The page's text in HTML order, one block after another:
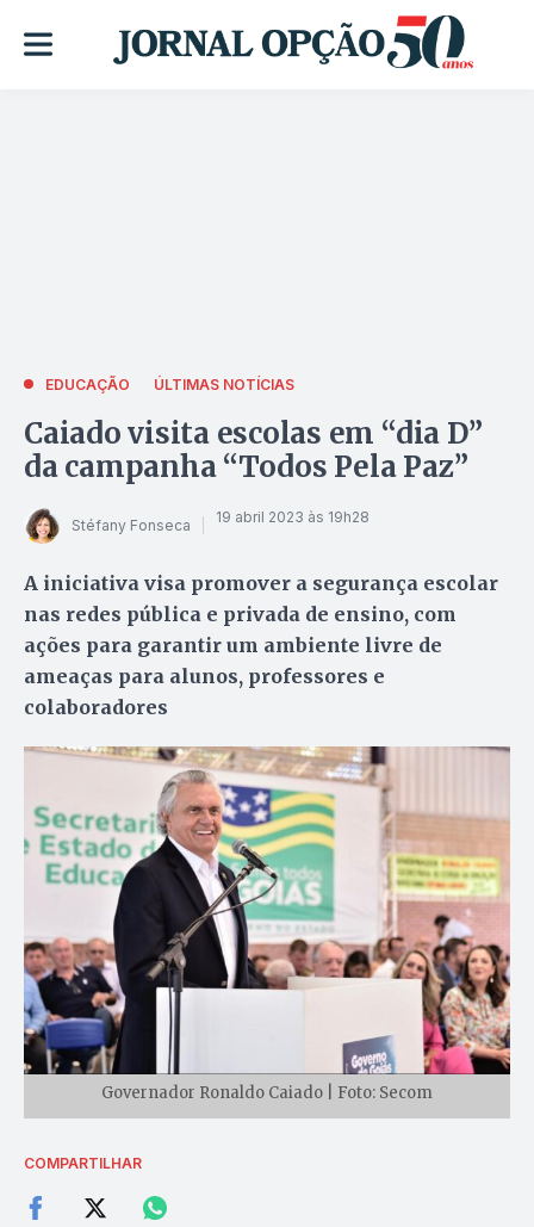
EDUCAÇÃO ÚLTIMAS NOTÍCIAS
Caiado visita escolas em “dia D”
da campanha “Todos Pela Paz”
Stéfany Fonseca 19 abril 2023 às 19h28
A iniciativa visa promover a segurança escolar
nas redes pública e privada de ensino, com
ações para garantir um ambiente livre de
ameaças para alunos, professores e
colaboradores
Governador Ronaldo Caiado | Foto: Secom
COMPARTILHAR